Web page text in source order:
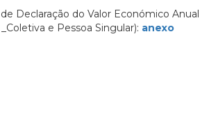
de Declaração do Valor Económico Anual
e Pessoa Singular): anexo